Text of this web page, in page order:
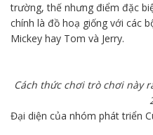
trường, thế nhưng điểm đặc
chính là đồ hoạ giống với các
Mickey hay Tom và Jerry.
Cách thức chơi trò chơi này
Đại diện của nhóm phát triển